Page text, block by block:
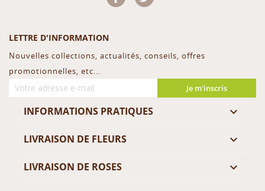
LETTRE D'INFORMATION
Nouvelles collections, actualités, conseils, offres
promotionnelles, etc...
Je m'inscris
INFORMATIONS PRATIQUES 
LIVRAISON DE FLEURS 
LIVRAISON DE ROSES 